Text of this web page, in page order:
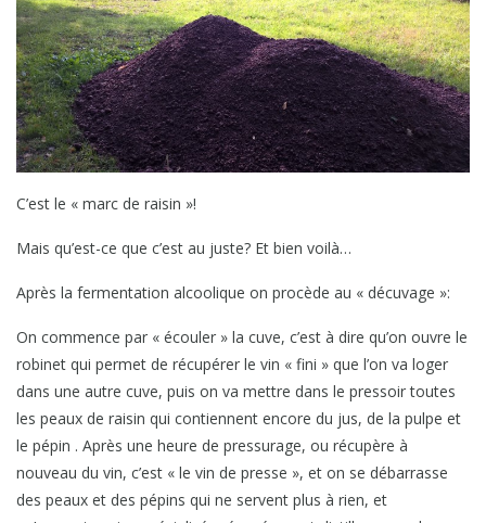
C’est le « marc de raisin »!
Mais qu’est-ce que c’est au juste? Et bien voilà…
Après la fermentation alcoolique on procède au « décuvage »:
On commence par « écouler » la cuve, c’est à dire qu’on ouvre le
robinet qui permet de récupérer le vin « fini » que l’on va loger
dans une autre cuve, puis on va mettre dans le pressoir toutes
les peaux de raisin qui contiennent encore du jus, de la pulpe et
le pépin . Après une heure de pressurage, ou récupère à
nouveau du vin, c’est « le vin de presse », et on se débarrasse
des peaux et des pépins qui ne servent plus à rien, et